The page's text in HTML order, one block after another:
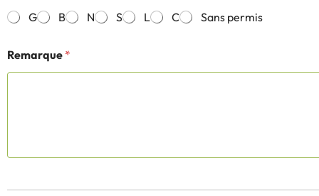
G
B N S L C Sans permis
Remarque *